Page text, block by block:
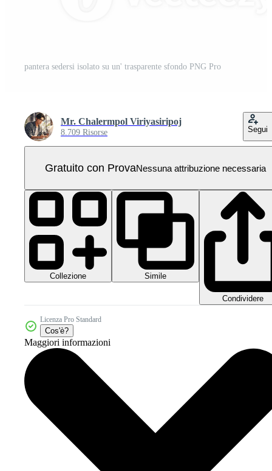
pantera sedersi isolato su un' trasparente sfondo PNG Pro
Mr. Chalermpol Viriyasiripoj
8.709 Risorse Segui
Gratuito con ProvaNessuna attribuzione necessaria
Collezione Simile
Condividere
Licenza Pro Standard
Cos'è?
Maggiori informazioni